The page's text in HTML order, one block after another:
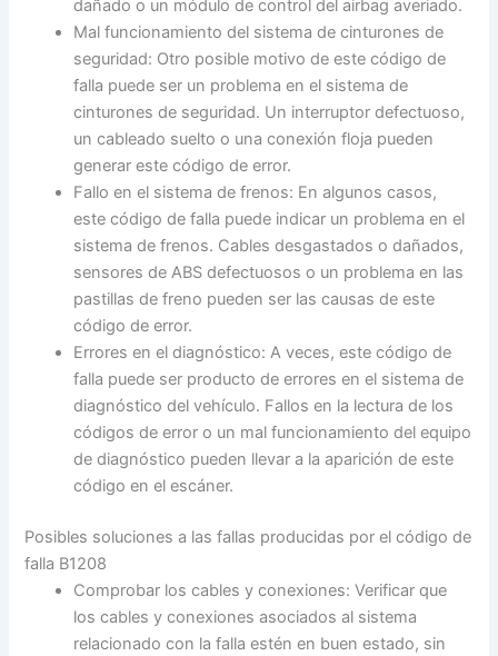
dañado o un módulo de control del airbag averiado.
Mal funcionamiento del sistema de cinturones de
seguridad: Otro posible motivo de este código de
falla puede ser un problema en el sistema de
cinturones de seguridad. Un interruptor defectuoso,
un cableado suelto o una conexión floja pueden
generar este código de error.
Fallo en el sistema de frenos: En algunos casos,
este código de falla puede indicar un problema en el
sistema de frenos. Cables desgastados o dañados,
sensores de ABS defectuosos o un problema en las
pastillas de freno pueden ser las causas de este
código de error.
Errores en el diagnóstico: A veces, este código de
falla puede ser producto de errores en el sistema de
diagnóstico del vehículo. Fallos en la lectura de los
códigos de error o un mal funcionamiento del equipo
de diagnóstico pueden llevar a la aparición de este
código en el escáner.
Posibles soluciones a las fallas producidas por el código de
falla B1208
Comprobar los cables y conexiones: Verificar que
los cables y conexiones asociados al sistema
relacionado con la falla estén en buen estado, sin